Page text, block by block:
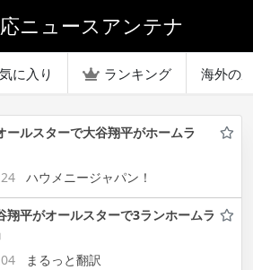
ニュースアンテナ
に入り ランキング 海外の
ールスターで大谷翔平がホームラ
ハウメニージャパン！
翔平がオールスターで3ランホームラ
まるっと翻訳